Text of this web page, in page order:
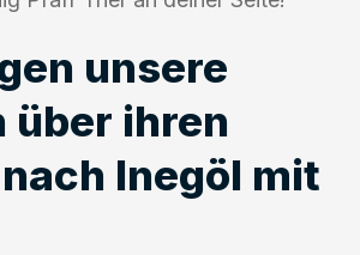
unsere
über ihren
Inegöl mit